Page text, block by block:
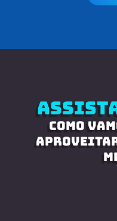
como
aproveitar